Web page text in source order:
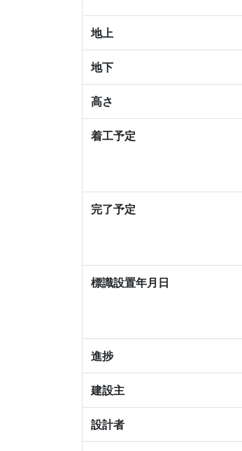
地上
地下
高さ
着工予定
完了予定
標識設置年月日
進捗
建設主
設計者